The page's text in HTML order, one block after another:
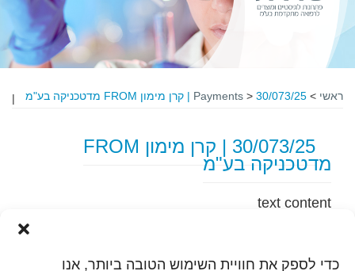
כדי לספק את חוויית השימוש הטובה ביותר, אנו
ראשי >
Payments > 30/073/25 | קרן מימון FROM מדטכניקה בע"מ |
30/073/25 | קרן מימון FROM
מדטכניקה בע"מ
text content